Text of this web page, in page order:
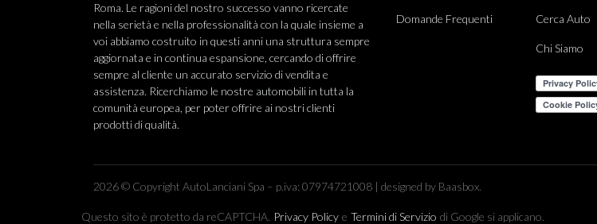
Roma. Le ragioni del nostro successo vanno ricercate
nella serietà e nella professionalità con la quale insieme a
voi abbiamo costruito in questi anni una struttura sempre
aggiornata e in continua espansione, cercando di offrire
sempre al cliente un accurato servizio di vendita e
assistenza. Ricerchiamo le nostre automobili in tutta la
comunità europea, per poter offrire ai nostri clienti
prodotti di qualità.
Domande Frequenti Cerca Auto
Chi Siamo
2026 © Copyright AutoLanciani Spa – p.iva: 07974721008 | designed by Baasbox.
Questo sito è protetto da reCAPTCHA. Privacy Policy e Termini di Servizio di Google si applicano.